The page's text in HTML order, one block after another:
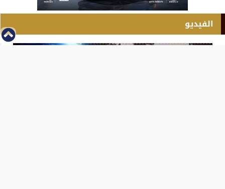
الفيديو